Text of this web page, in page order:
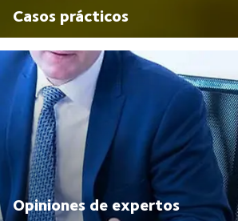
Casos prácticos
Opiniones de expertos